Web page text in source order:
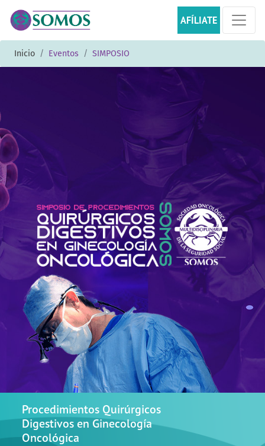
AFÍLIATE
Inicio Eventos SIMPOSIO
Procedimientos Quirúrgicos
Digestivos en Ginecología
Oncológica